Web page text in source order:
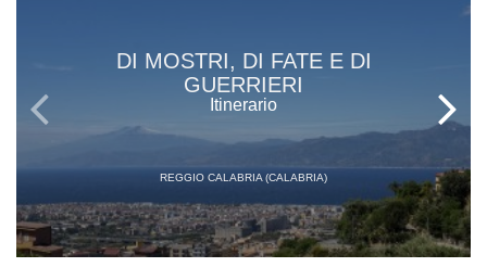
DI MOSTRI, DI FATE E DI
GUERRIERI
Itinerario
REGGIO CALABRIA (CALABRIA)